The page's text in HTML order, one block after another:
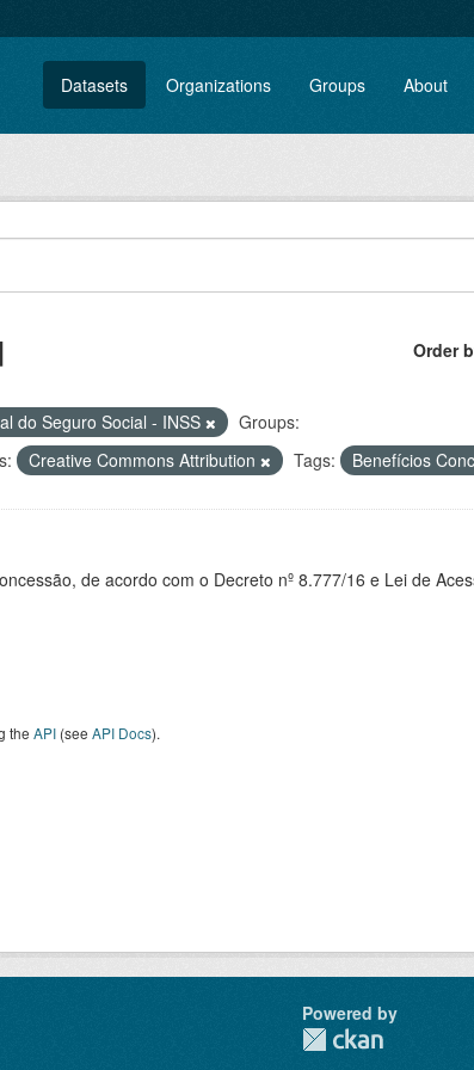
Datasets Organizations Groups About
Order
do Seguro Social - INSS
Groups:
Creative Commons Attribution Tags: Benefícios
de acordo com o Decreto nº 8.777/16 e Lei de
the API (see API Docs).
Powered by